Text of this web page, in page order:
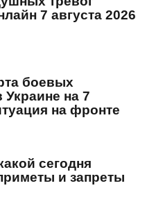
7 августа 2026
боевых
Украине на 7
на фронте
сегодня
и запреты